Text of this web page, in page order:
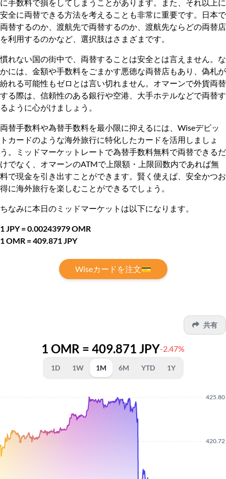
に手数料で損をしてしまうことがあります。また、それ以上に
安全に両替できる方法を考えることも非常に重要です。日本で
両替するのか、渡航先で両替するのか、渡航先ならどの両替店
を利用するのかなど、選択肢はさまざまです。
慣れない国の街中で、両替することは安全とは言えません。な
かには、金額や手数料をごまかす悪徳な両替店もあり、偽札が
紛れる可能性もゼロとは言い切れません。オマーンで外貨両替
する際は、信頼性のある銀行や空港、大手ホテルなどで両替す
るように心がけましょう。
両替手数料や為替手数料を最小限に抑えるには、Wiseデビッ
トカードのような海外旅行に特化したカードを活用しましょ
う。ミッドマーケットレートで為替手数料無料で両替できるだ
けでなく、オマーンのATMで上限額・上限回数内であれば無
料で現金を引き出すことができます。賢く使えば、安全かつお
得に海外旅行を楽しむことができるでしょう。
ちなみに本日のミッドマーケットは以下になります。
1 JPY = 0.00243979 OMR
1 OMR = 409.871 JPY
Wiseカードを注文💳
共有
1 OMR = 409.871 JPY-2.47%
1D 1W 1M 6M YTD 1Y
420.72
425.80